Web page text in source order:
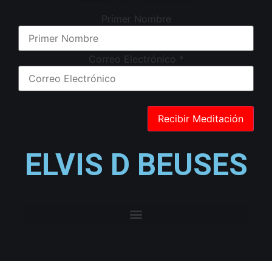
Primer Nombre
Correo Electrónico *
ELVIS D BEUSES